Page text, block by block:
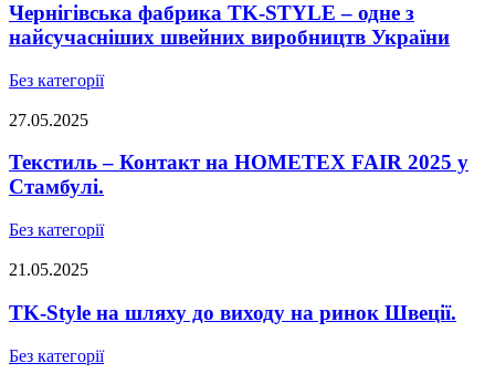
Чернігівська фабрика TK-STYLE – одне з
найсучасніших швейних виробництв України
Без категорії
27.05.2025
Текстиль – Контакт на HOMETEX FAIR 2025 у
Стамбулі.
Без категорії
21.05.2025
TK-Style на шляху до виходу на ринок Швеції.
Без категорії